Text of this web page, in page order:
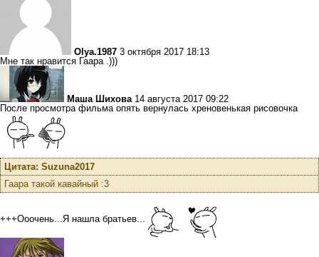
Olya.1987 3 октября 2017 18:13
Мне так нравится Гаара .)))
Маша Шихова 14 августа 2017 09:22
После просмотра фильма опять вернулась хреновенькая рисовочка
Цитата: Suzuna2017
Гаара такой кавайный :3
+++Ооочень...Я нашла братьев...